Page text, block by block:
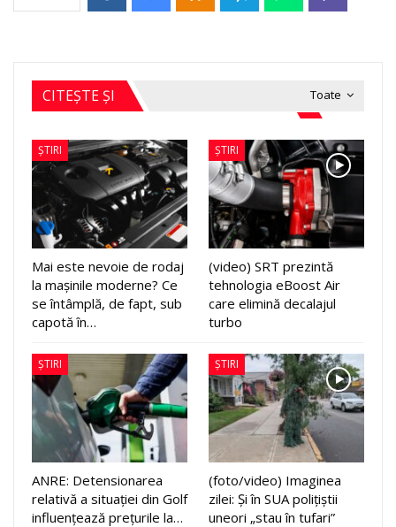
Toate
CITEȘTE ȘI
ȘTIRI
Mai este nevoie de rodaj
la mașinile moderne? Ce
se întâmplă, de fapt, sub
capotă în…
ȘTIRI
(video) SRT prezintă
tehnologia eBoost Air
care elimină decalajul
turbo
ȘTIRI
ANRE: Detensionarea
relativă a situației din Golf
influențează prețurile la…
ȘTIRI
(foto/video) Imaginea
zilei: Și în SUA polițiștii
uneori „stau în tufari”